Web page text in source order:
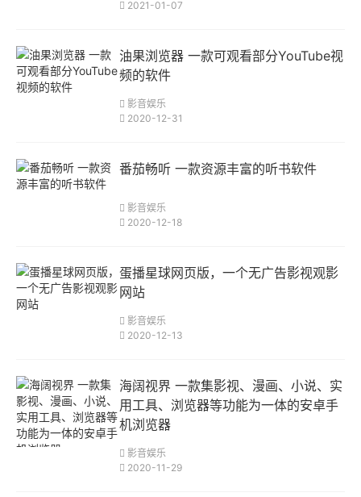
2021-01-07
油果浏览器 一款可观看部分YouTube视
频的软件
影音娱乐
2020-12-31
番茄畅听 一款资源丰富的听书软件
影音娱乐
2020-12-18
蛋播星球网页版，一个无广告影视观影
网站
影音娱乐
2020-12-13
海阔视界 一款集影视、漫画、小说、实
用工具、浏览器等功能为一体的安卓手
机浏览器
影音娱乐
2020-11-29